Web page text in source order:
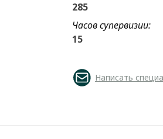
285
Часов супервизии:
15
Написать